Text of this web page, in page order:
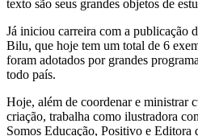
texto são seus grandes objetos de
Já iniciou carreira com a publicação
Bilu, que hoje tem um total de 6
foram adotados por grandes
todo país.
Hoje, além de coordenar e ministrar
criação, trabalha como ilustradora
Somos Educação, Positivo e